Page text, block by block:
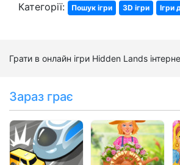
Категорії:
Пошук ігри 3D ігри Ігри
Грати в онлайн ігри Hidden Lands
Зараз грає